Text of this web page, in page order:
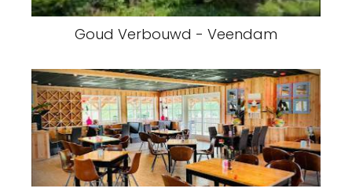
Goud Verbouwd - Veendam